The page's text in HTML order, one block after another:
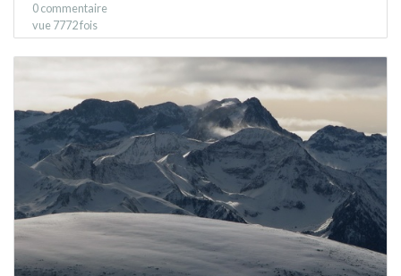
0 commentaire
vue 7772 fois